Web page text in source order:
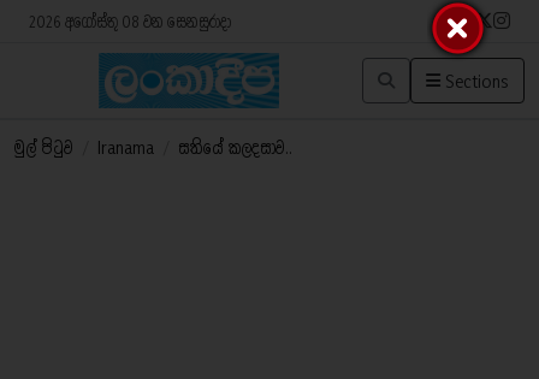
2026 අගෝස්තු 08 වන සෙනසුරාදා
Sections
මුල් පිටුව Iranama සතියේ කලදසාව..